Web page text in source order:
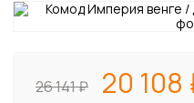
26 141 20 108